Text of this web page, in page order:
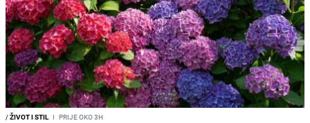
/ŽIVOT I STIL I PRIJE OKO 3H